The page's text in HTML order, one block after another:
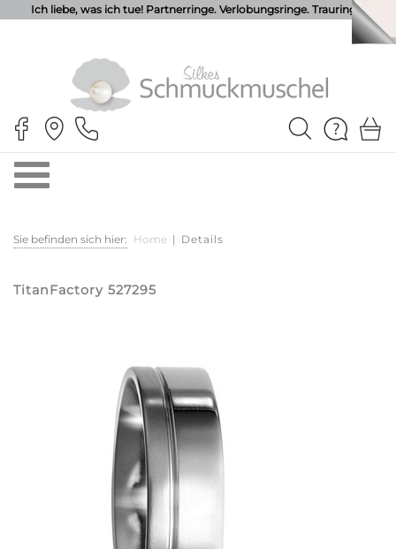
Ich liebe, was ich tue! Partnerringe. Verlobungsringe. Trauringe.
Sie befinden sich hier: Home | Details
TitanFactory 527295